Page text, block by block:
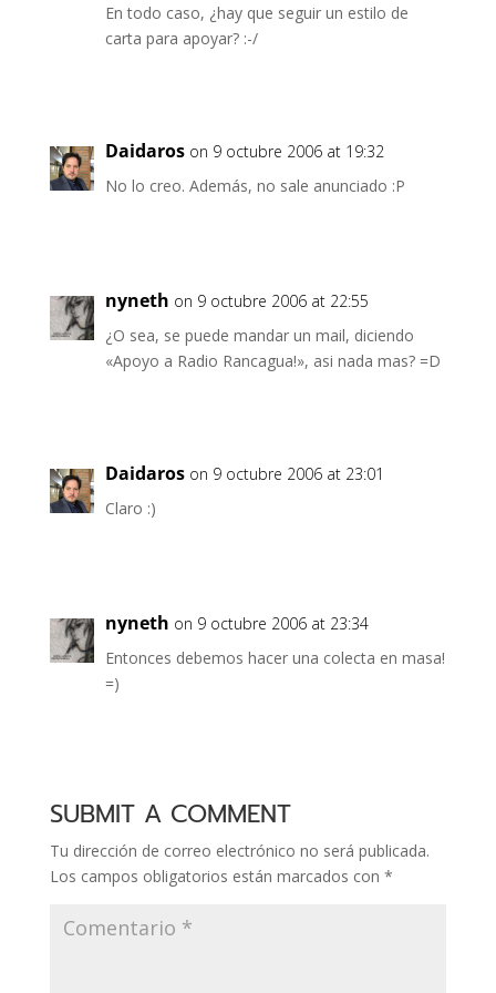
En todo caso, ¿hay que seguir un estilo de
carta para apoyar? :-/
Daidaros on 9 octubre 2006 at 19:32
No lo creo. Además, no sale anunciado :P
nyneth on 9 octubre 2006 at 22:55
¿O sea, se puede mandar un mail, diciendo
«Apoyo a Radio Rancagua!», asi nada mas? =D
Daidaros on 9 octubre 2006 at 23:01
Claro :)
nyneth on 9 octubre 2006 at 23:34
Entonces debemos hacer una colecta en masa!
=)
SUBMIT A COMMENT
Tu dirección de correo electrónico no será publicada.
Los campos obligatorios están marcados con *